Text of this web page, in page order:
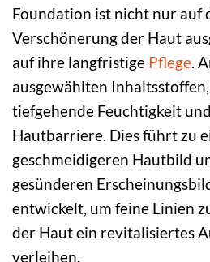
Foundation ist nicht nur auf
Verschönerung der Haut
auf ihre langfristige Pflege.
ausgewählten
tiefgehende Feuchtigkeit
Hautbarriere. Dies führt zu
geschmeidigeren Hautbild
gesünderen
entwickelt, um feine Linien
der Haut ein revitalisiertes
verleihen.